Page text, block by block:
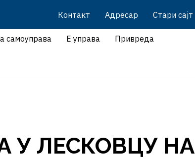
Контакт Адресар Стари сајт
самоуправа Е управа Привреда
У ЛЕСКОВЦУ НА